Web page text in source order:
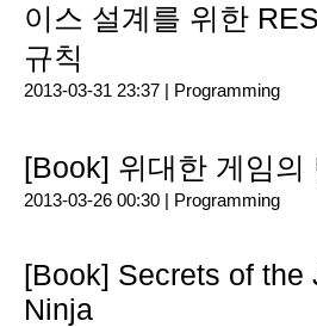
이스 설계를 위한
규칙
2013-03-31 23:37 | Programming
[Book] 위대한 게임의
2013-03-26 00:30 | Programming
[Book] Secrets of the
Ninja